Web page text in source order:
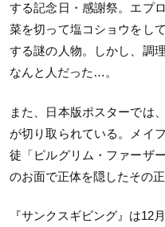
する記念日・感謝祭。エプ
菜を切って塩コショウをし
する謎の人物。しかし、調
なんと人だった…。
また、日本版ポスターでは
が切り取られている。メイ
徒「ピルグリム・ファーザ
のお面で正体を隠したその
『サンクスギビング』は12